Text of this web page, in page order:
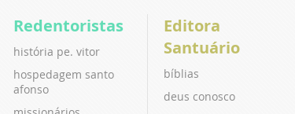
Redentoristas
história pe. vitor
hospedagem santo
afonso
Editora
Santuário
bíblias
deus conosco